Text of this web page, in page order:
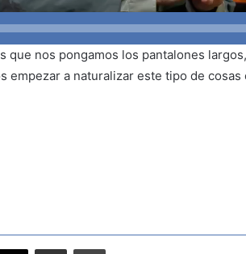
que nos pongamos los pantalones
empezar a naturalizar este tipo de